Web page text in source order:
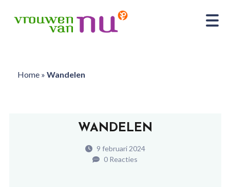
Home» Wandelen
WANDELEN
9 februari 2024
0 Reacties